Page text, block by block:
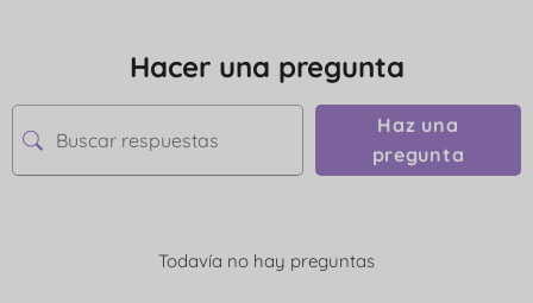
Hacer una pregunta
Haz una
pregunta
Todavía no hay preguntas